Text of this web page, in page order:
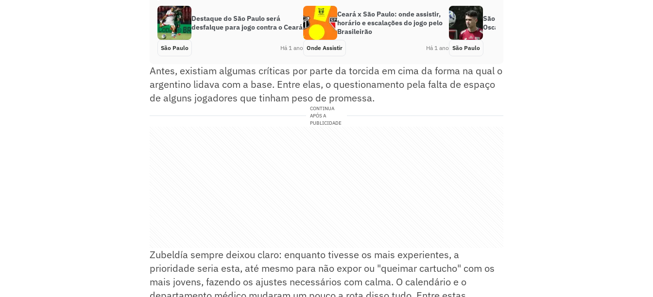
Destaque do São Paulo será
desfalque para jogo contra o Ceará
São Paulo Há 1 ano
Ceará x São Paulo: onde assistir,
horário e escalações do jogo pelo
Brasileirão
Onde Assistir Há 1 ano
São Paulo atualiza quadros de
Oscar e Pablo Maia
São Paulo
Antes, existiam algumas críticas por parte da torcida em cima da forma na qual o
argentino lidava com a base. Entre elas, o questionamento pela falta de espaço
de alguns jogadores que tinham peso de promessa.
CONTINUA
APÓS A
PUBLICIDADE
Zubeldía sempre deixou claro: enquanto tivesse os mais experientes, a
prioridade seria esta, até mesmo para não expor ou "queimar cartucho" com os
mais jovens, fazendo os ajustes necessários com calma. O calendário e o